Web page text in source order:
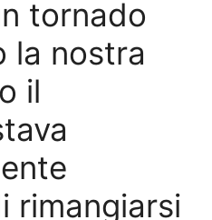
tornado
la nostra
il
rimangiarsi